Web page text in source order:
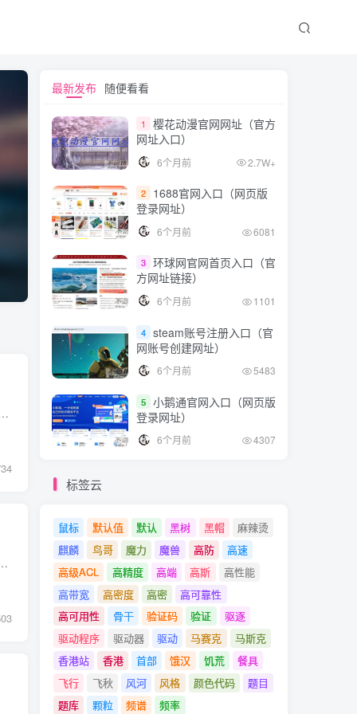
部都记住，因此不念在这里为大家整理了一些常用的linux命令。 系统信息 arch 显示机器的处理器架构(1) unam...
： mysqlshow [参数] [数据库] 常用参数： -hMySQL服务器的IP地址或主机名-u连接MySQL服务...
最新发布 随便看看
1
樱花动漫官网网址（官方
网址入口）
6个月前 2.7W+
2
1688官网入口（网页版
登录网址）
6个月前 6081
3 环球网官网首页入口（官
方网址链接）
6个月前 1101
4 steam账号注册入口（官
网账号创建网址）
6个月前 5483
5 小鹅通官网入口（网页版
登录网址）
6个月前 4307
标签云
鼠标 默认值 默认 黑树 黑帽
麻辣烫
麒麟
鸟哥 魔力 魔兽 高防
高速
高级ACL
高精度 高端 高斯
高性能
高带宽
高密度 高密
高可靠性
高可用性
骨干 验证码 验证
驱逐
驱动程序
驱动器 驱动 马赛克
马斯克
香港站
香港 首部 饿汉 饥荒
餐具
飞行
飞秋 风河 风格 颜色代码
题目
题库
颗粒 频谱 频率